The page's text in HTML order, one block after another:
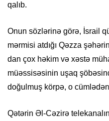
qalıb.
Onun sözlərinə görə, İsrail
mərmisi atdığı Qəzza
dan çox həkim və xəstə
müəssisəsinin uşaq
doğulmuş körpə, o
Qətərin Əl-Cəzirə